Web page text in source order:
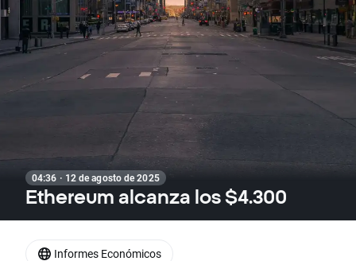
04:36 · 12 de agosto de 2025
Ethereum alcanza los $4.300
Informes Económicos